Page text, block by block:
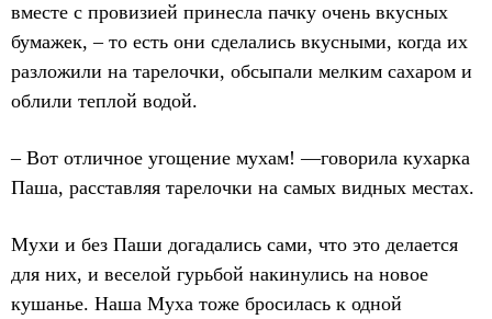
вместе с провизией принесла пачку очень вкусных
бумажек, – то есть они сделались вкусными, когда их
разложили на тарелочки, обсыпали мелким сахаром и
облили теплой водой.
– Вот отличное угощение мухам! —говорила кухарка
Паша, расставляя тарелочки на самых видных местах.
Мухи и без Паши догадались сами, что это делается
для них, и веселой гурьбой накинулись на новое
кушанье. Наша Муха тоже бросилась к одной